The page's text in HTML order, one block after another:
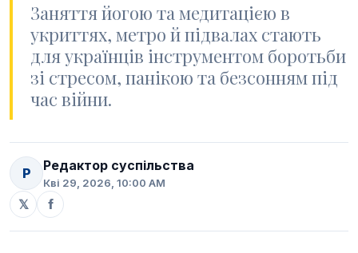
Заняття йогою та медитацією в
укриттях, метро й підвалах стають
для українців інструментом боротьби
зі стресом, панікою та безсонням під
час війни.
Р Редактор суспільства
Кві 29, 2026, 10:00 AM
𝕏 f